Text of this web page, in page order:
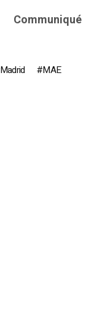
Communiqué
Madrid
MAE